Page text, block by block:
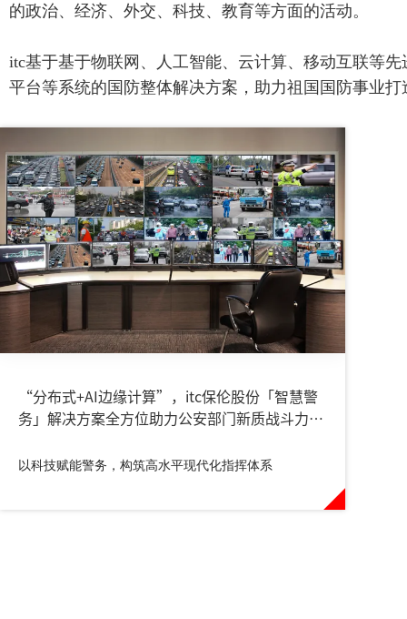
的政治、经济、外交、科技、教育等方面的活动。
itc基于基于物联网、人工智能、云计算、移动互联等
平台等系统的国防整体解决方案，助力祖国国防事业
“分布式+AI边缘计算”，itc保伦股份「智慧警
务」解决方案全方位助力公安部门新质战斗力提
以科技赋能警务，构筑高水平现代化指挥体系